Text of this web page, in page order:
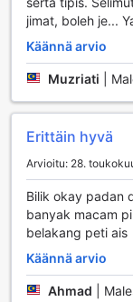
already given
jimat, boleh je...
Käännä arvio
Muzriati
Erittäin hyvä
Arvioitu: 28.
Bilik okay padan
banyak macam
belakang peti ais
Käännä arvio
Ahmad